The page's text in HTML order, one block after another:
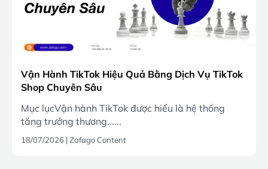
Vận Hành TikTok Hiệu Quả Bằng Dịch Vụ TikTok
Shop Chuyên Sâu
Mục lụcVận hành TikTok được hiểu là hệ thống
tăng trưởng thương......
18/07/2026 |Zafago Content